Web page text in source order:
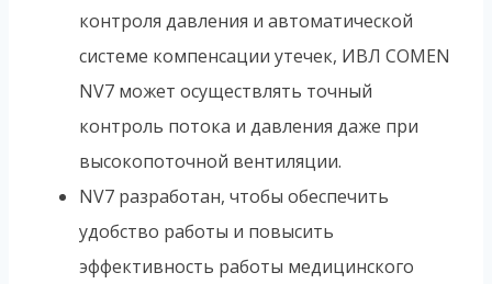
контроля давления и автоматической
системе компенсации утечек, ИВЛ COMEN
NV7 может осуществлять точный
контроль потока и давления даже при
высокопоточной вентиляции.
NV7 разработан, чтобы обеспечить
удобство работы и повысить
эффективность работы медицинского